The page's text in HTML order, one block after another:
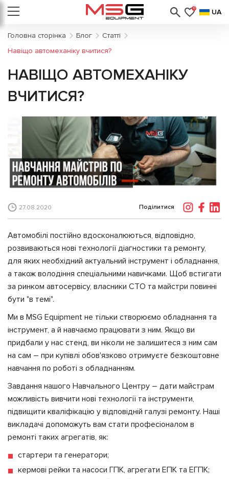
0 UA
Головна сторінка Блог
Статті
Навіщо автомеханіку вчитися?
НАВІЩО АВТОМЕХАНІКУ
ВЧИТИСЯ?
27.08.2020 Поділитися
Автомобілі постійно вдосконалюються, відповідно,
розвиваються нові технології діагностики та ремонту,
для яких необхідний актуальний інструмент і обладнання,
а також володіння спеціальними навичками. Щоб встигати
за ринком автосервісу, власники СТО та майстри повинні
бути "в темі".
Ми в MSG Equipment не тільки створюємо обладнання та
інструмент, а й навчаємо працювати з ним. Якщо ви
придбали у нас стенд, ви ніколи не залишитеся з ним сам
на сам – при купівлі обов'язково отримуєте безкоштовне
навчання по роботі з обладнанням.
Завдання нашого Навчального Центру – дати майстрам
можливість вивчити нові технології та інструменти,
підвищити кваліфікацію у відповідній галузі ремонту. Наші
викладачі допоможуть вам стати професіоналом в
ремонті таких агрегатів, як:
стартери та генератори;
кермові рейки та насоси ГПК, агрегати ЕПК та ЕГПК;